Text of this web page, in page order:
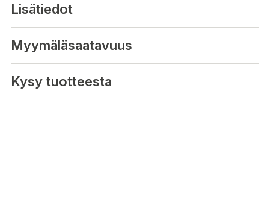
Lisätiedot
Myymäläsaatavuus
Kysy tuotteesta